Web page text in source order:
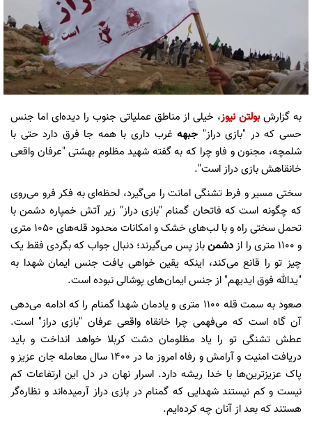
به گزارشبولتن نیوز، خیلی از مناطق عملیاتی جنوب را دیده‌ای اما جنس
حسی که در "بازی دراز" جبههغرب داری با همه جا فرق دارد حتی با
شلمچه، مجنون و فاو چرا که به گفته شهید مظلوم بهشتی "عرفان واقعی
خانقاهش بازی دراز است".
سختی مسیر و فرط تشنگی امانت را می‌گیرد، لحظه‌ای به فکر فرو می‌روی
که چگونه است که فاتحان گمنام "بازی دراز" زیر آتش خمپاره دشمن با
تحمل سختی راه و با لب‌های خشک و امکانات محدود قله‌های 1050 متری
و 1100 متری را از
دشمنباز پس می‌گیرند؛ دنبال جواب که بگردی فقط یک
چیز تو را قانع می‌کند، اینکه یقین خواهی یافت جنس ایمان شهدا به
"یدالله فوق ایدیهم" از جنس ایمان‌های پوشالی نبوده است.
صعود به سمت قله 1100 متری و یادمان شهدا گمنام را که ادامه می‌دهی
آن گاه است که می‌فهمی چرا خانقاه واقعی عرفان "بازی دراز" است.
عطش تشنگی تو را یاد مظلومان دشت کربلا خواهد انداخت و باید
دریافت امنیت و آرامش و رفاه امروز ما در 1400 سال معامله جان عزیز و
پاک عزیزترین‌ها با خدا ریشه دارد. اسرار نهان در دل این ارتفاعات کم
نیست و کم نیستند شهدایی که گمنام در بازی دراز آرمیده‌اند و نظاره‌گر
هستند که بعد از آنان چه کرده‌ایم.